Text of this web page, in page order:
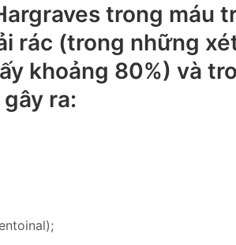
trong máu
rác (trong những
khoảng 80%) và
ra: